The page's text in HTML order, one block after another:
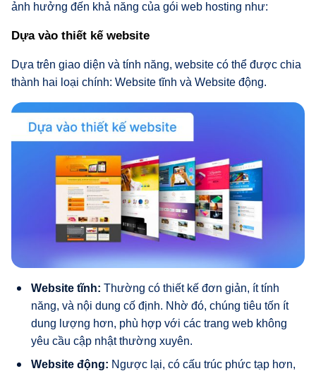
ảnh hưởng đến khả năng của gói web hosting như:
Dựa vào thiết kế website
Dựa trên giao diện và tính năng, website có thể được chia
thành hai loại chính: Website tĩnh và Website động.
Website tĩnh: Thường có thiết kế đơn giản, ít tính
năng, và nội dung cố định. Nhờ đó, chúng tiêu tốn ít
dung lượng hơn, phù hợp với các trang web không
yêu cầu cập nhật thường xuyên.
Website động: Ngược lại, có cấu trúc phức tạp hơn,